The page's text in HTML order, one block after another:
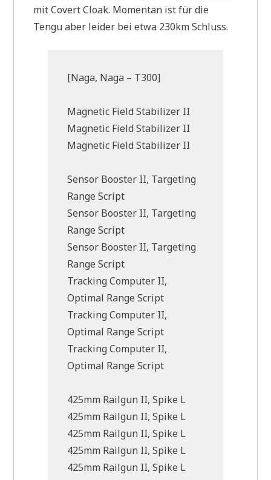
mit Covert Cloak. Momentan ist für die
Tengu aber leider bei etwa 230km Schluss.
[Naga, Naga – T300]
Magnetic Field Stabilizer II
Magnetic Field Stabilizer II
Magnetic Field Stabilizer II
Sensor Booster II, Targeting
Range Script
Sensor Booster II, Targeting
Range Script
Sensor Booster II, Targeting
Range Script
Tracking Computer II,
Optimal Range Script
Tracking Computer II,
Optimal Range Script
Tracking Computer II,
Optimal Range Script
425mm Railgun II, Spike L
425mm Railgun II, Spike L
425mm Railgun II, Spike L
425mm Railgun II, Spike L
425mm Railgun II, Spike L